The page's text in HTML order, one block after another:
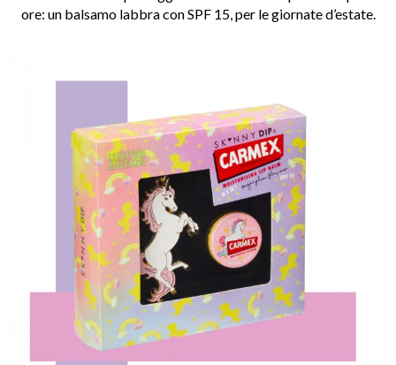
ore: un balsamo labbra con SPF 15, per le giornate d’estate.